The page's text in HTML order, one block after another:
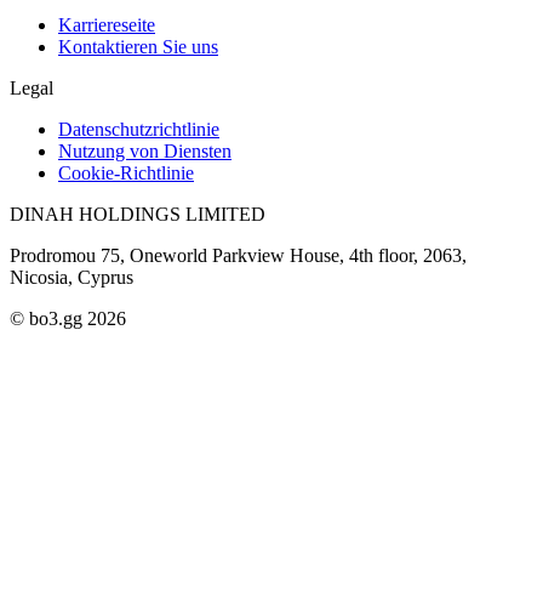
Karriereseite
Kontaktieren Sie uns
Legal
Datenschutzrichtlinie
Nutzung von Diensten
Cookie-Richtlinie
DINAH HOLDINGS LIMITED
Prodromou 75, Oneworld Parkview House, 4th floor, 2063,
Nicosia, Cyprus
© bo3.gg 2026